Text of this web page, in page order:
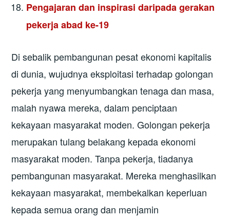
Pengajaran dan inspirasi daripada gerakan
pekerja abad ke-19
Di sebalik pembangunan pesat ekonomi kapitalis
di dunia, wujudnya eksploitasi terhadap golongan
pekerja yang menyumbangkan tenaga dan masa,
malah nyawa mereka, dalam penciptaan
kekayaan masyarakat moden. Golongan pekerja
merupakan tulang belakang kepada ekonomi
masyarakat moden. Tanpa pekerja, tiadanya
pembangunan masyarakat. Mereka menghasilkan
kekayaan masyarakat, membekalkan keperluan
kepada semua orang dan menjamin